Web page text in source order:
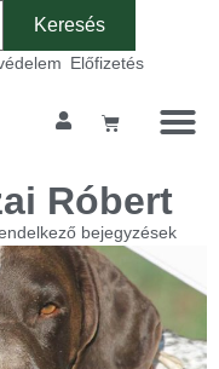
Előfizetés
Róbert
bejegyzések